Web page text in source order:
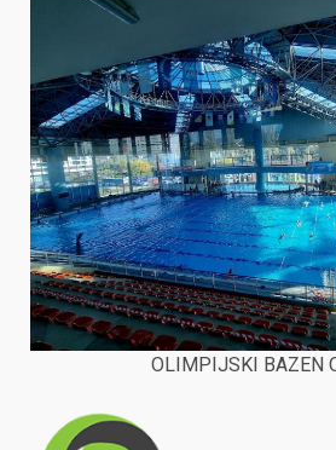
OLIMPIJSKI BAZEN